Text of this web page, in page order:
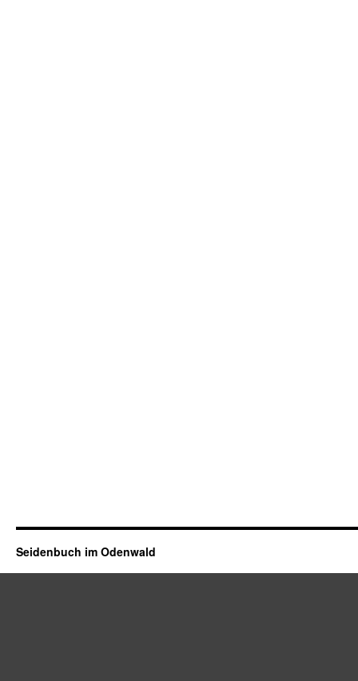
Seidenbuch im Odenwald